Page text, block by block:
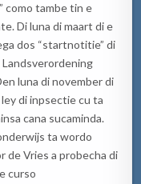
” como tambe tin e
Di luna di maart di e
dos “startnotitie” di
Landsverordening
luna di november di
di inpsectie cu ta
cana sucaminda.
ta wordo
de Vries a probecha di
curso